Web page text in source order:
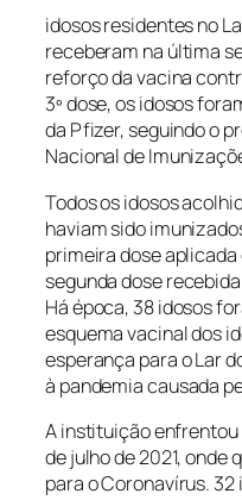
idosos residentes no
receberam na última
reforço da vacina
3º dose, os idosos
da Pfizer, seguindo o
Nacional de
Todos os idosos
haviam sido
primeira dose aplicada
segunda dose
Há época, 38 idosos
esquema vacinal dos
esperança para o Lar
à pandemia causada
A instituição enfrentou
de julho de 2021, onde
para o Coronavírus. 32